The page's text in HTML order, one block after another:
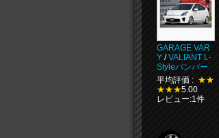
GARAGE VAR
Y /VALIANT L-
Styleバンパー
平均評価 : ★★
★★★5.00
レビュー:1件